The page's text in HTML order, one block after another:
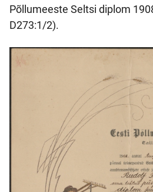
Põllumeeste Seltsi diplom
D273:1/2).